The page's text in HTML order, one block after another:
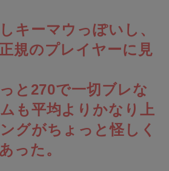
キーマウっぽいし、
規のプレイヤーに見
と270で一切ブレな
も平均よりかなり上
グがちょっと怪しく
った。